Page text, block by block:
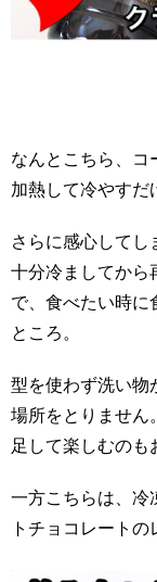
なんとこちら、
加熱して冷やすだ
さらに感心してし
十分冷ましてから
で、食べたい時に
ところ。
型を使わず洗い物
場所をとりません
足して楽しむのも
一方こちらは、冷
トチョコレートの